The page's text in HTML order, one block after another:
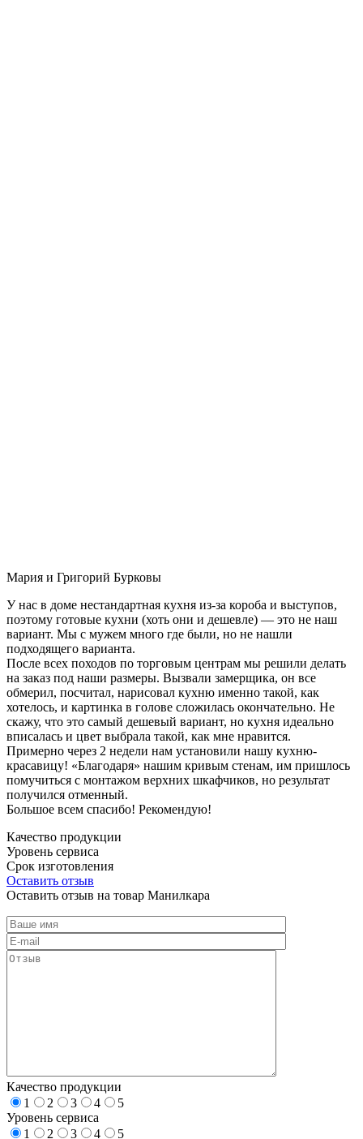
Мария и Григорий Бурковы
У нас в доме нестандартная кухня из-за короба и выступов,
поэтому готовые кухни (хоть они и дешевле) — это не наш
вариант. Мы с мужем много где были, но не нашли
подходящего варианта.
После всех походов по торговым центрам мы решили делать
на заказ под наши размеры. Вызвали замерщика, он все
обмерил, посчитал, нарисовал кухню именно такой, как
хотелось, и картинка в голове сложилась окончательно. Не
скажу, что это самый дешевый вариант, но кухня идеально
вписалась и цвет выбрала такой, как мне нравится.
Примерно через 2 недели нам установили нашу кухню-
красавицу! «Благодаря» нашим кривым стенам, им пришлось
помучиться с монтажом верхних шкафчиков, но результат
получился отменный.
Большое всем спасибо! Рекомендую!
Качество продукции
Уровень сервиса
Срок изготовления
Оставить отзыв
Оставить отзыв на товар Манилкара
Качество продукции
1
2 3 4
5
Уровень сервиса
1
2 3 4 5